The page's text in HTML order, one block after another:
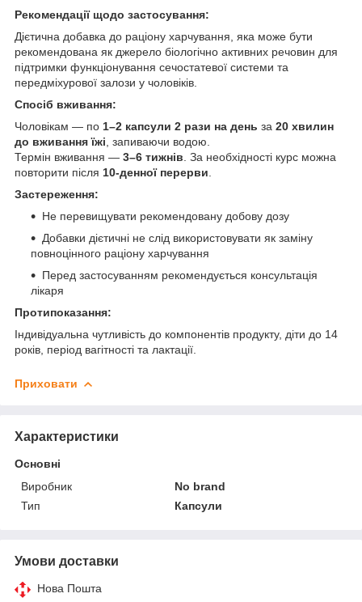
Рекомендації щодо застосування:
Дієтична добавка до раціону харчування, яка може бути
рекомендована як джерело біологічно активних речовин для
підтримки функціонування сечостатевої системи та
передміхурової залози у чоловіків.
Спосіб вживання:
Чоловікам — по 1–2 капсули 2 рази на день за 20 хвилин
до вживання їжі , запиваючи водою.
Термін вживання — 3–6 тижнів . За необхідності курс можна
повторити після 10-денної перерви
Застереження:
Не перевищувати рекомендовану добову дозу
Добавки дієтичні не слід використовувати як заміну
повноцінного раціону харчування
Перед застосуванням рекомендується консультація
лікаря
Протипоказання:
Індивідуальна чутливість до компонентів продукту, діти до 14
років, період вагітності та лактації.
Приховати
Характеристики
Основні
Виробник
No brand
Тип
Капсули
Умови доставки
Нова Пошта